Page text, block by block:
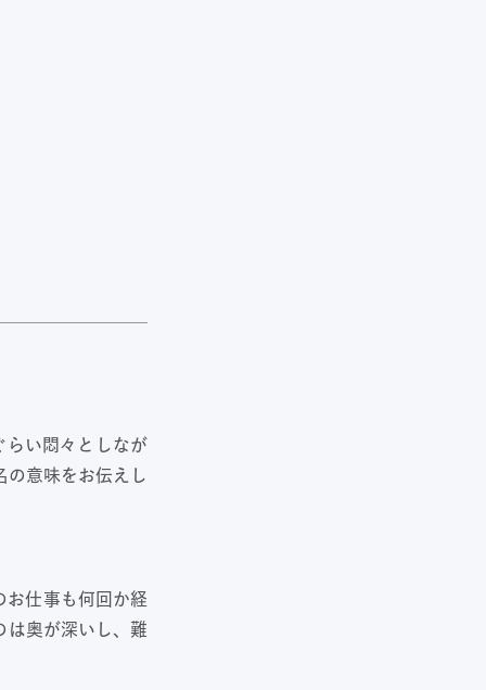
らい悶々としなが
の意味をお伝えし
お仕事も何回か経
は奥が深いし、難